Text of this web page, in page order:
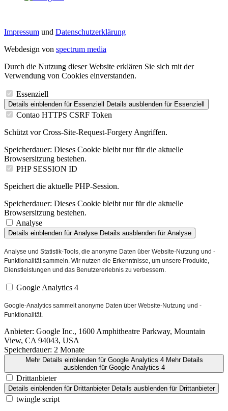
Impressum und Datenschutzerklärung
Webdesign von spectrum media
Durch die Nutzung dieser Website erklären Sie sich mit der
Verwendung von Cookies einverstanden.
Essenziell
Details einblenden für Essenziell Details ausblenden für Essenziell
Contao HTTPS CSRF Token
Schützt vor Cross-Site-Request-Forgery Angriffen.
Speicherdauer: Dieses Cookie bleibt nur für die aktuelle
Browsersitzung bestehen.
PHP SESSION ID
Speichert die aktuelle PHP-Session.
Speicherdauer: Dieses Cookie bleibt nur für die aktuelle
Browsersitzung bestehen.
Analyse
Details einblenden für Analyse Details ausblenden für Analyse
Analyse und Statistik-Tools, die anonyme Daten über Website-Nutzung und -
Funktionalität sammeln. Wir nutzen die Erkenntnisse, um unsere Produkte,
Dienstleistungen und das Benutzererlebnis zu verbessern.
Google Analytics 4
Google-Analytics sammelt anonyme Daten über Website-Nutzung und -
Funktionalität.
Anbieter: Google Inc., 1600 Amphitheatre Parkway, Mountain
View, CA 94043, USA
Speicherdauer: 2 Monate
Mehr Details einblendenfür Google Analytics 4 Mehr Details
ausblendenfür Google Analytics 4
Drittanbieter
Details einblenden für Drittanbieter Details ausblenden für Drittanbieter
twingle script